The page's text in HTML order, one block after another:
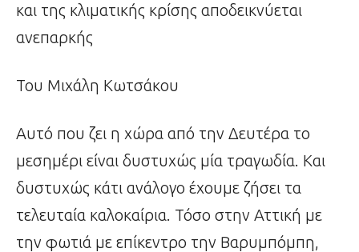
και της κλιματικής κρίσης αποδεικνύεται
ανεπαρκής
Του Μιχάλη Κωτσάκου
Αυτό που ζει η χώρα από την Δευτέρα το
μεσημέρι είναι δυστυχώς μία τραγωδία. Και
δυστυχώς κάτι ανάλογο έχουμε ζήσει τα
τελευταία καλοκαίρια. Τόσο στην Αττική με
την φωτιά με επίκεντρο την Βαρυμπόμπη,